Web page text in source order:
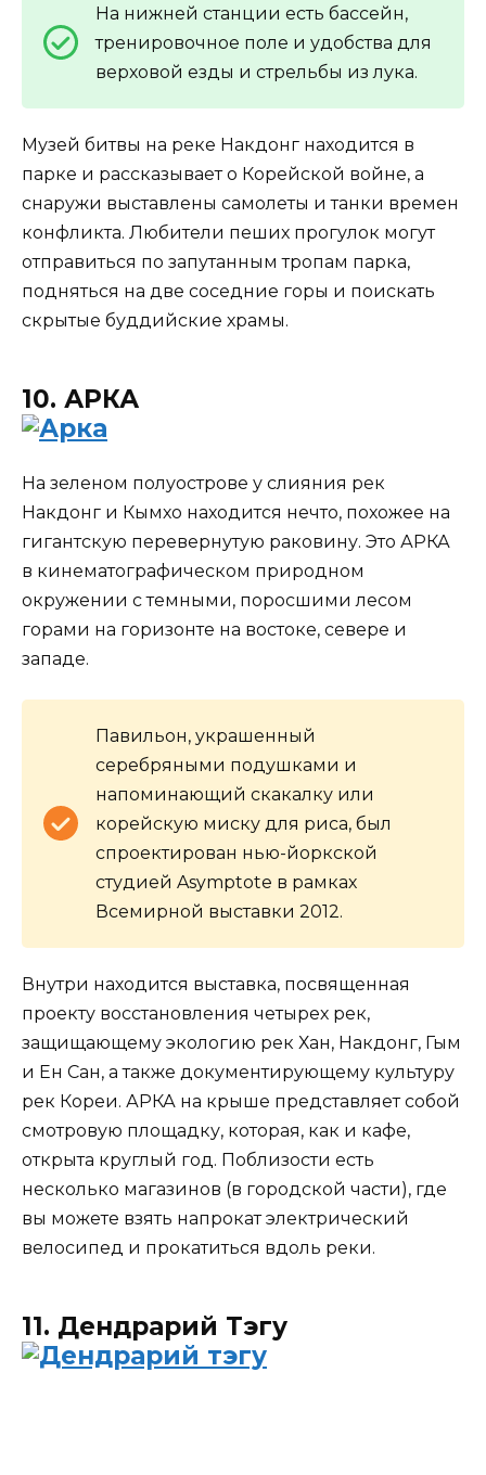
На нижней станции есть бассейн,
тренировочное поле и удобства для
верховой езды и стрельбы из лука.
Музей битвы на реке Накдонг находится в
парке и рассказывает о Корейской войне, а
снаружи выставлены самолеты и танки времен
конфликта. Любители пеших прогулок могут
отправиться по запутанным тропам парка,
подняться на две соседние горы и поискать
скрытые буддийские храмы.
10. АРКА
На зеленом полуострове у слияния рек
Накдонг и Кымхо находится нечто, похожее на
гигантскую перевернутую раковину. Это АРКА
в кинематографическом природном
окружении с темными, поросшими лесом
горами на горизонте на востоке, севере и
западе.
Павильон, украшенный
серебряными подушками и
напоминающий скакалку или
корейскую миску для риса, был
спроектирован нью-йоркской
студией Asymptote в рамках
Всемирной выставки 2012.
Внутри находится выставка, посвященная
проекту восстановления четырех рек,
защищающему экологию рек Хан, Накдонг, Гым
и Ен Сан, а также документирующему культуру
рек Кореи. АРКА на крыше представляет собой
смотровую площадку, которая, как и кафе,
открыта круглый год. Поблизости есть
несколько магазинов (в городской части), где
вы можете взять напрокат электрический
велосипед и прокатиться вдоль реки.
11. Дендрарий Тэгу